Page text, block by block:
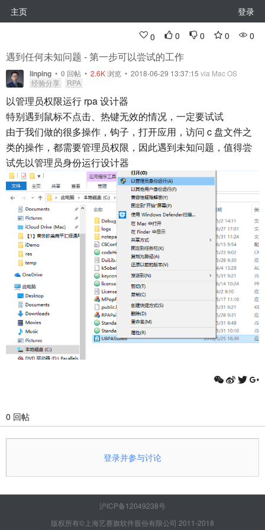
主页 登录
0 0 0 0 0
遇到任何未知问题 - 第一步可以尝试的工作
linping • 0 回帖 • 2.6K浏览 • 2018-06-29 13:37:15 via Mac OS
经验分享
RPA
以管理员权限运行 rpa 设计器
特别遇到鼠标不点击、热键无效的情况，一定要试试
由于我们做的很多操作，钩子，打开应用，访问 c 盘文件之
类的操作，都需要管理员权限，因此遇到未知问题，值得尝
试先以管理员身份运行设计器
0 回帖
登录并参与讨论
沪ICP备12049238号
版权所有©上海艺赛旗软件股份有限公司 2011-2018